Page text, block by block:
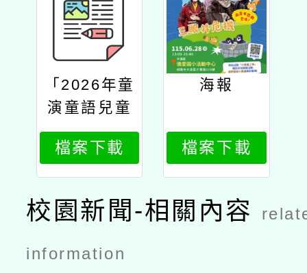
「2026年童
演童語兒童
閱讀推廣活
動」大溪場
次公文
檔案下載
海報
檔案下載
校園新聞-相關內容
information